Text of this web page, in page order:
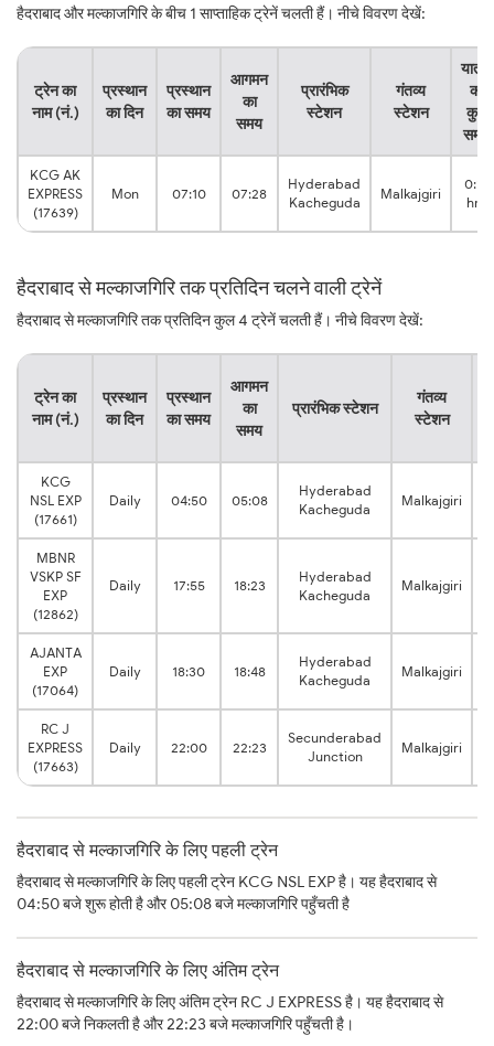
हैदराबाद और मल्काजगिरि के बीच 1 साप्ताहिक ट्रेनें चलती हैं। नीचे विवरण देखें:
ट्रेन का
नाम (नं.)
प्रस्थान
का दिन
प्रस्थान
का समय
आगमन
का
समय
प्रारंभिक
स्टेशन
गंतव्य
स्टेशन
यात्रा
का
कुल
समय
KCG AK
EXPRESS
(17639)
Mon 07:10 07:28
Hyderabad
Kacheguda
Malkajgiri
0:18
hrs
हैदराबाद से मल्काजगिरि तक प्रतिदिन चलने वाली ट्रेनें
हैदराबाद से मल्काजगिरि तक प्रतिदिन कुल 4 ट्रेनें चलती हैं। नीचे विवरण देखें:
ट्रेन का
नाम (नं.)
प्रस्थान
का दिन
प्रस्थान
का समय
आगमन
का
समय
प्रारंभिक स्टेशन
गंतव्य
स्टेशन
KCG
NSL EXP
(17661)
Daily 04:50 05:08
Hyderabad
Kacheguda
Malkajgiri
MBNR
VSKP SF
EXP
(12862)
Daily 17:55 18:23
Hyderabad
Kacheguda
Malkajgiri
AJANTA
EXP
(17064)
Daily 18:30 18:48
Hyderabad
Kacheguda
Malkajgiri
RC J
EXPRESS
(17663)
Daily 22:00 22:23
Secunderabad
Junction
Malkajgiri
हैदराबाद से मल्काजगिरि के लिए पहली ट्रेन
हैदराबाद से मल्काजगिरि के लिए पहली ट्रेन KCG NSL EXP है। यह हैदराबाद से
04:50 बजे शुरू होती है और 05:08 बजे मल्काजगिरि पहुँचती है
हैदराबाद से मल्काजगिरि के लिए अंतिम ट्रेन
हैदराबाद से मल्काजगिरि के लिए अंतिम ट्रेन RC J EXPRESS है। यह हैदराबाद से
22:00 बजे निकलती है और 22:23 बजे मल्काजगिरि पहुँचती है।